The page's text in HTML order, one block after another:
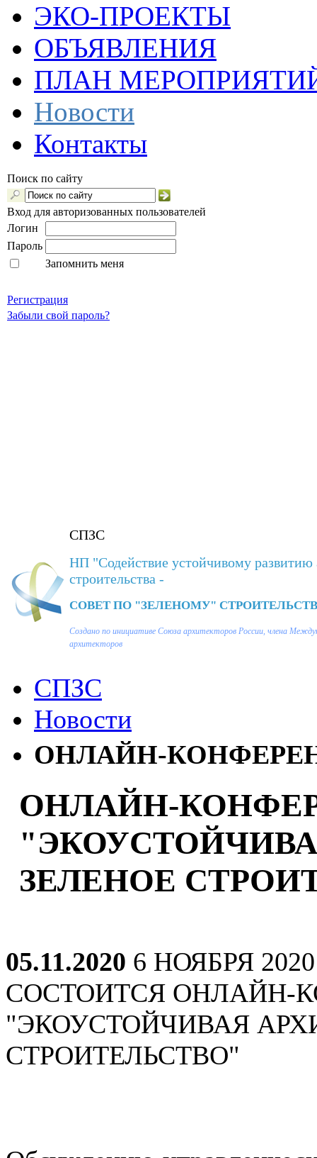
ЭКО-ПРОЕКТЫ
ОБЪЯВЛЕНИЯ
ПЛАН
Новости
Контакты
Поиск по сайту
Вход для авторизованных пользователей
Логин
Пароль
Запомнить меня
Регистрация
Забыли свой пароль?
СПЗС
НП "Содействие устойчивому развитию
строительства -
СОВЕТ ПО "ЗЕЛЕНОМУ"
Создано по инициативе Союза архитекторов России, члена
архитекторов
СПЗС
Новости
ОНЛАЙН-
ОНЛАЙН-
ЗЕЛЕНОЕ
05.11.2020 6 НОЯБРЯ
СОСТОИТСЯ ОНЛАЙН-
"ЭКОУСТОЙЧИВАЯ
СТРОИТЕЛЬСТВО"